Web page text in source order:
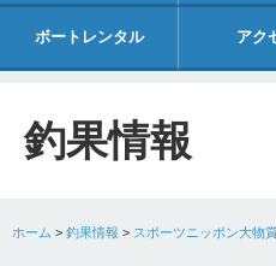
ボートレンタル アク
釣果情報
ホーム > 釣果情報 > スポーツニッポン大物